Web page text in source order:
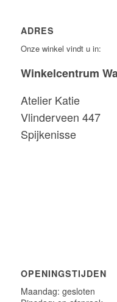
ADRES
Onze winkel vindt u in:
Winkelcentrum
Atelier Katie
Vlinderveen 447
Spijkenisse
OPENINGSTIJDEN
Maandag: gesloten